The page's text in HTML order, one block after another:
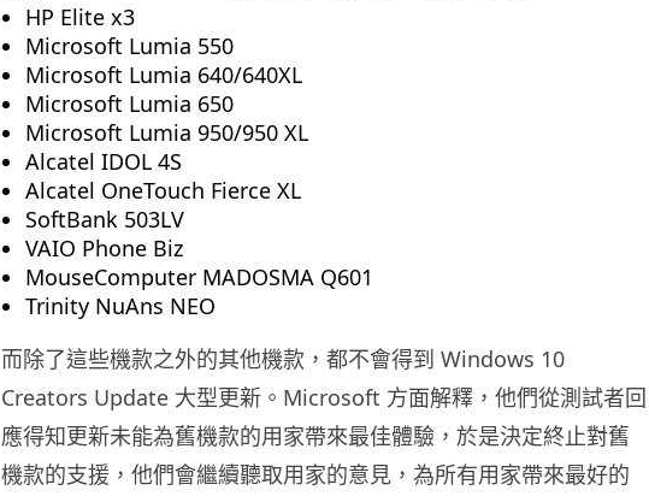
HP Elite x3
Microsoft Lumia 550
Microsoft Lumia 640/640XL
Microsoft Lumia 650
Microsoft Lumia 950/950 XL
Alcatel IDOL 4S
Alcatel OneTouch Fierce XL
SoftBank 503LV
VAIO Phone Biz
MouseComputer MADOSMA Q601
Trinity NuAns NEO
而除了這些機款之外的其他機款，都不會得到 Windows 10
Creators Update 大型更新。Microsoft 方面解釋，他們從測試者回
應得知更新未能為舊機款的用家帶來最佳體驗，於是決定終止對舊
機款的支援，他們會繼續聽取用家的意見，為所有用家帶來最好的